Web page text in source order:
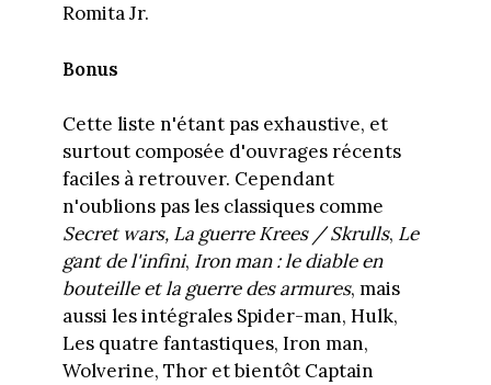
Romita Jr.
Bonus
Cette liste n'étant pas exhaustive, et
surtout composée d'ouvrages récents
faciles à retrouver. Cependant
n'oublions pas les classiques comme
Secret wars, La guerre Krees / Skrulls, Le
gant de l'infini, Iron man : le diable en
bouteille et la guerre des armures, mais
aussi les intégrales Spider-man, Hulk,
Les quatre fantastiques, Iron man,
Wolverine, Thor et bientôt Captain